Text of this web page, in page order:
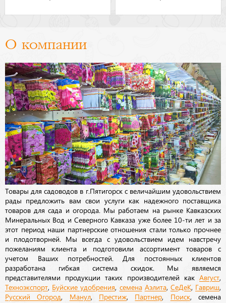
О компании
Товары для садоводов в г.Пятигорск с величайшим удовольствием
рады предложить вам свои услуги как надежного поставщика
товаров для сада и огорода. Мы работаем на рынке Кавказских
Минеральных Вод и Северного Кавказа уже более 10-ти лет и за
этот период наши партнерские отношения стали только прочнее
и плодотворней. Мы всегда с удовольствием идем навстречу
пожеланиям клиента и подготовили ассортимент товаров с
учетом Ваших потребностей. Для постоянных клиентов
разработана гибкая система скидок. Мы являемся
представителями продукции таких производителей как Август
Техноэкспорт Буйские удобрения семена Аэлита, СеДеК Гавриш
Русский Огород Манул, Престиж Партнер Поиск, семена